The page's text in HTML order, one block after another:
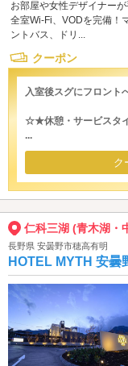
お部屋や女性デザイナー
全室Wi-Fi、VODを完備！
ントバス、ドリ...
クーポン
入室後スグにフロント
☆★休憩・サービスタ
...
ク
仁科三湖 (青木湖・
長野県 安曇野市穂高有明
HOTEL MYTH 安曇